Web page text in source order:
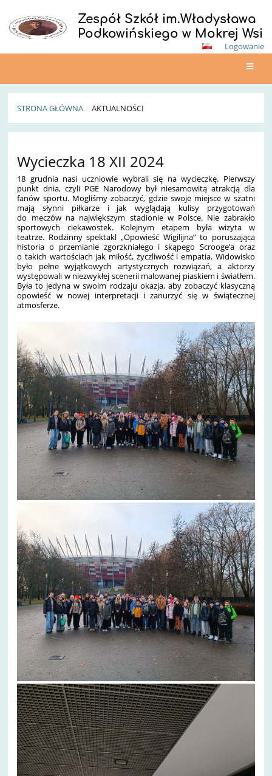
Zespół Szkół im.Władysława
Podkowińskiego w Mokrej Wsi
Logowanie
STRONA GŁÓWNA AKTUALNOŚCI
Wycieczka 18 XII 2024
18 grudnia nasi uczniowie wybrali się na wycieczkę. Pierwszy
punkt dnia, czyli PGE Narodowy był niesamowitą atrakcją dla
fanów sportu. Mogliśmy zobaczyć, gdzie swoje miejsce w szatni
mają słynni piłkarze i jak wyglądają kulisy przygotowań
do meczów na największym stadionie w Polsce. Nie zabrakło
sportowych ciekawostek. Kolejnym etapem była wizyta w
teatrze. Rodzinny spektakl „Opowieść Wigilijna” to poruszająca
historia o przemianie zgorzkniałego i skąpego Scrooge’a oraz
o takich wartościach jak miłość, życzliwość i empatia. Widowisko
było pełne wyjątkowych artystycznych rozwiązań, a aktorzy
występowali w niezwykłej scenerii malowanej piaskiem i światłem.
Była to jedyna w swoim rodzaju okazja, aby zobaczyć klasyczną
opowieść w nowej interpretacji i zanurzyć się w świątecznej
atmosferze.